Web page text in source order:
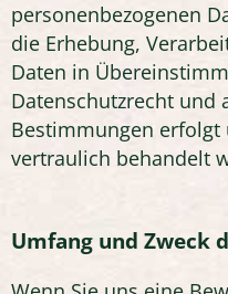
personenbezogenen
die Erhebung,
Daten in
Datenschutzrecht und
Bestimmungen erfolgt
vertraulich behandelt
Umfang und Zweck